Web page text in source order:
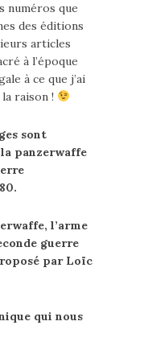
numéros que
des éditions
articles
à l’époque
à ce que j’ai
raison !
sont
panzerwaffe
l’arme
guerre
par Loïc
qui nous